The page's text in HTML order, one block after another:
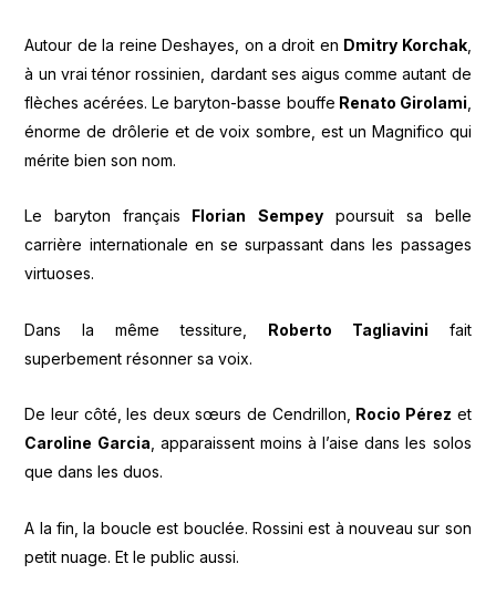
Autour de la reine Deshayes, on a droit en Dmitry Korchak,
à un vrai ténor rossinien, dardant ses aigus comme autant de
flèches acérées. Le baryton-basse bouffe Renato Girolami
énorme de drôlerie et de voix sombre, est un Magnifico qui
mérite bien son nom.
Le baryton français Florian Sempeypoursuit sa belle
carrière internationale en se surpassant dans les passages
virtuoses.
Dans la même tessiture, Roberto Tagliavini fait
superbement résonner sa voix.
De leur côté, les deux sœurs de Cendrillon, Rocio Pérez et
Caroline Garcia , apparaissent moins à l’aise dans les solos
que dans les duos.
A la fin, la boucle est bouclée. Rossini est à nouveau sur son
petit nuage. Et le public aussi.